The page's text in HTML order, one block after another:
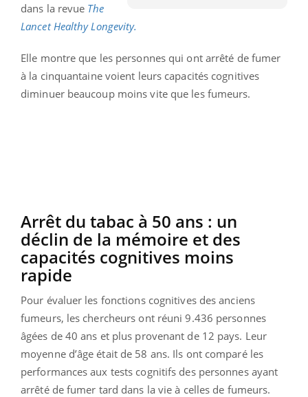
dans la revue The
Lancet Healthy Longevity.
Elle montre que les personnes qui ont arrêté de fumer
à la cinquantaine voient leurs capacités cognitives
diminuer beaucoup moins vite que les fumeurs.
Arrêt du tabac à 50 ans : un
déclin de la mémoire et des
capacités cognitives moins
rapide
Pour évaluer les fonctions cognitives des anciens
fumeurs, les chercheurs ont réuni 9.436 personnes
âgées de 40 ans et plus provenant de 12 pays. Leur
moyenne d’âge était de 58 ans. Ils ont comparé les
performances aux tests cognitifs des personnes ayant
arrêté de fumer tard dans la vie à celles de fumeurs.